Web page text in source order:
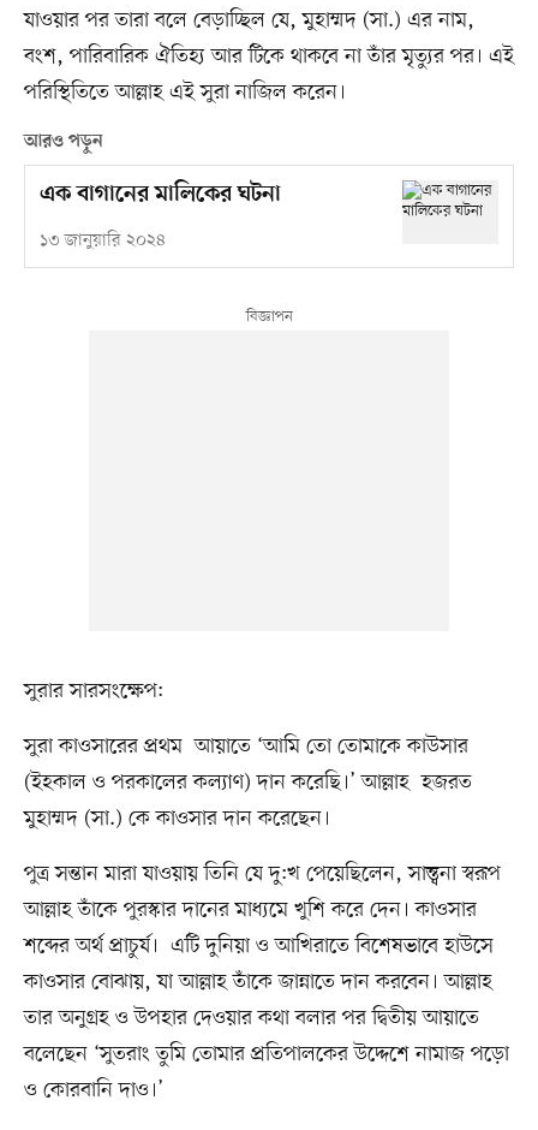
যাওয়ার পর তারা বলে বেড়াচ্ছিল যে, মুহাম্মদ (সা.) এর নাম,
বংশ, পারিবারিক ঐতিহ্য আর টিকে থাকবে না তাঁর মৃত্যুর পর। এই
পরিস্থিতিতে আল্লাহ এই সুরা নাজিল করেন।
আরও পড়ুন
এক বাগানের মালিকের ঘটনা
১৩ জানুয়ারি ২০২৪
সুরার সারসংক্ষেপ:
সুরা কাওসারের প্রথম আয়াতে ‘আমি তো তোমাকে কাউসার
(ইহকাল ও পরকালের কল্যাণ) দান করেছি।’ আল্লাহ হজরত
মুহাম্মদ (সা.) কে কাওসার দান করেছেন।
পুত্র সন্তান মারা যাওয়ায় তিনি যে দু:খ পেয়েছিলেন, সান্ত্বনা স্বরূপ
আল্লাহ তাঁকে পুরস্কার দানের মাধ্যমে খুশি করে দেন। কাওসার
শব্দের অর্থ প্রাচুর্য। এটি দুনিয়া ও আখিরাতে বিশেষভাবে হাউসে
কাওসার বোঝায়, যা আল্লাহ তাঁকে জান্নাতে দান করবেন। আল্লাহ
তার অনুগ্রহ ও উপহার দেওয়ার কথা বলার পর দ্বিতীয় আয়াতে
বলেছেন ‘সুতরাং তুমি তোমার প্রতিপালকের উদ্দেশে নামাজ পড়ো
ও কোরবানি দাও।’